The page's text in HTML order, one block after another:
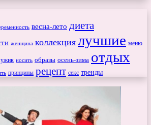
весна-лето диета
женщина коллекция лучшие меню
носить образы осень-зима отдых
принципы рецепт секс тренды